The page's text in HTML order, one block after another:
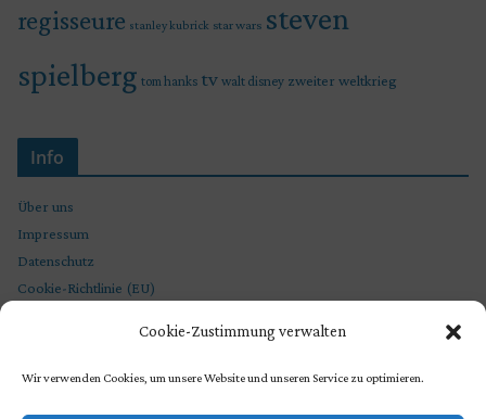
Cookie-Zustimmung verwalten
Wir verwenden Cookies, um unsere Website und unseren Service zu optimieren.
regisseure stanley kubrick star wars steven
spielberg tom hanks tv walt disney zweiter weltkrieg
Info
Über uns
Impressum
Datenschutz
Cookie-Richtlinie (EU)